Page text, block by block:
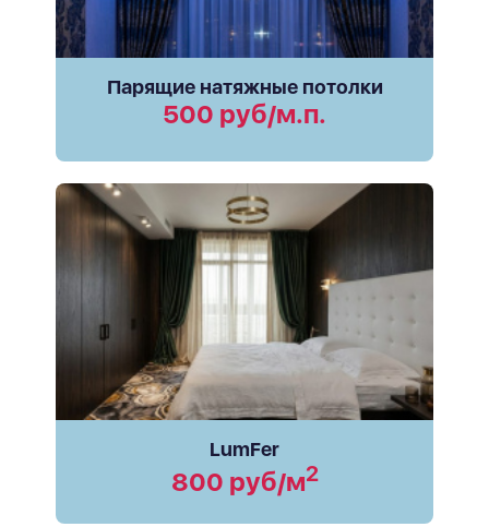
Парящие натяжные потолки
500 руб/м.п.
LumFer
800 руб/м2